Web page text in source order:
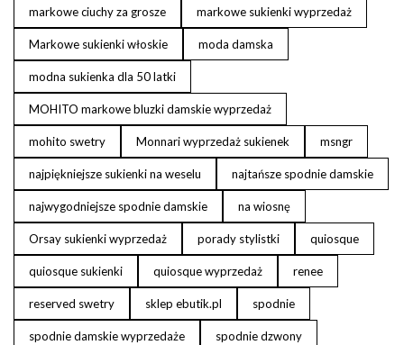
markowe ciuchy za grosze markowe sukienki wyprzedaż
Markowe sukienki włoskie moda damska
modna sukienka dla 50 latki
MOHITO markowe bluzki damskie wyprzedaż
mohito swetry Monnari wyprzedaż sukienek msngr
najpiękniejsze sukienki na weselu najtańsze spodnie damskie
najwygodniejsze spodnie damskie na wiosnę
Orsay sukienki wyprzedaż porady stylistki quiosque
quiosque sukienki quiosque wyprzedaż renee
reserved swetry sklep ebutik.pl spodnie
spodnie damskie wyprzedaże spodnie dzwony